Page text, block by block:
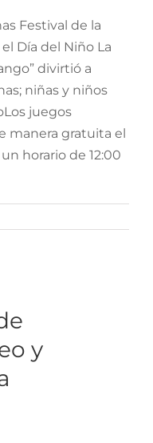
Festival de la
Día del Niño La
divirtió a
niñas y niños
juegos
manera gratuita el
horario de 12:00
a
y